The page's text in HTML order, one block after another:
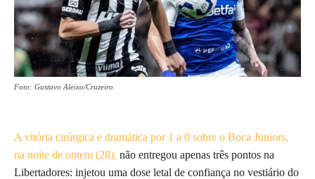
Foto: Gustavo Aleixo/Cruzeiro
A vitória cirúrgica e dramática por 1 a 0 sobre o Boca Juniors,
na noite de ontem (28), não entregou apenas três pontos na
Libertadores: injetou uma dose letal de confiança no vestiário do